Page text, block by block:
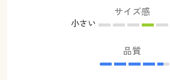
サイズ感
小さい
品質